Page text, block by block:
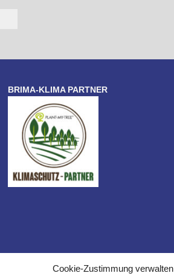
Cookie-Zustimmung verwalten
BRIMA-KLIMA PARTNER